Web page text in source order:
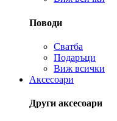
Поводи
Сватба
Подаръци
Виж всички
Аксесоари
Други аксесоари